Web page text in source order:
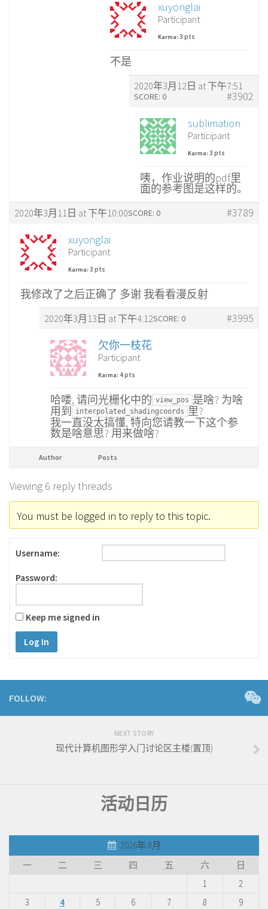
xuyonglai
Participant
Karma: 3 pts
不是
2020年3月12日 at 下午7:51
#3902
SCORE: 0
sublimation
Participant
Karma: 3 pts
咦，作业说明的pdf里
面的参考图是这样的。
2020年3月11日 at 下午10:00 #3789
SCORE: 0
xuyonglai
Participant
Karma: 3 pts
我修改了之后正确了 多谢 我看看漫反射
2020年3月13日 at 下午4:12 #3995
SCORE: 0
欠你一枝花
Participant
Karma: 4 pts
哈喽, 请问光栅化中的 view_pos 是啥? 为啥
用到
interpolated_shadingcoords
里?
我一直没太搞懂, 特向您请教一下这个参
数是啥意思? 用来做啥?
Author Posts
Viewing 6 reply threads
You must be logged in to reply to this topic.
Username:
Password:
Keep me signed in
Log In
FOLLOW:
NEXT STORY
现代计算机图形学入门讨论区主楼(置顶)
活动日历
2026年 8月
一
二 三 四 五 六
日
1
2
3
4 5 6 7 8
9